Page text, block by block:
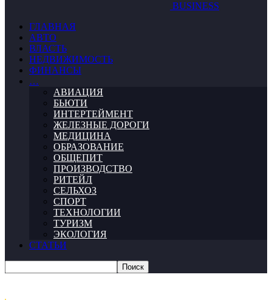
BUSINESS
ГЛАВНАЯ
АВТО
ВЛАСТЬ
НЕДВИЖИМОСТЬ
ФИНАНСЫ
…
АВИАЦИЯ
БЬЮТИ
ИНТЕРТЕЙМЕНТ
ЖЕЛЕЗНЫЕ ДОРОГИ
МЕДИЦИНА
ОБРАЗОВАНИЕ
ОБЩЕПИТ
ПРОИЗВОДСТВО
РИТЕЙЛ
СЕЛЬХОЗ
СПОРТ
ТЕХНОЛОГИИ
ТУРИЗМ
ЭКОЛОГИЯ
СТАТЬИ